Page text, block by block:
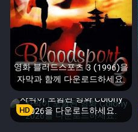
영화 블러드스포츠 3 (1996)을
자막과 함께 다운로드하세요.
자막이 포함된 영화 Colony
2026을 다운로드하세요.
HD